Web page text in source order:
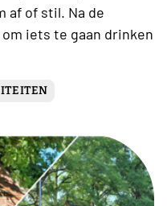
af of stil. Na de
iets te gaan drinken